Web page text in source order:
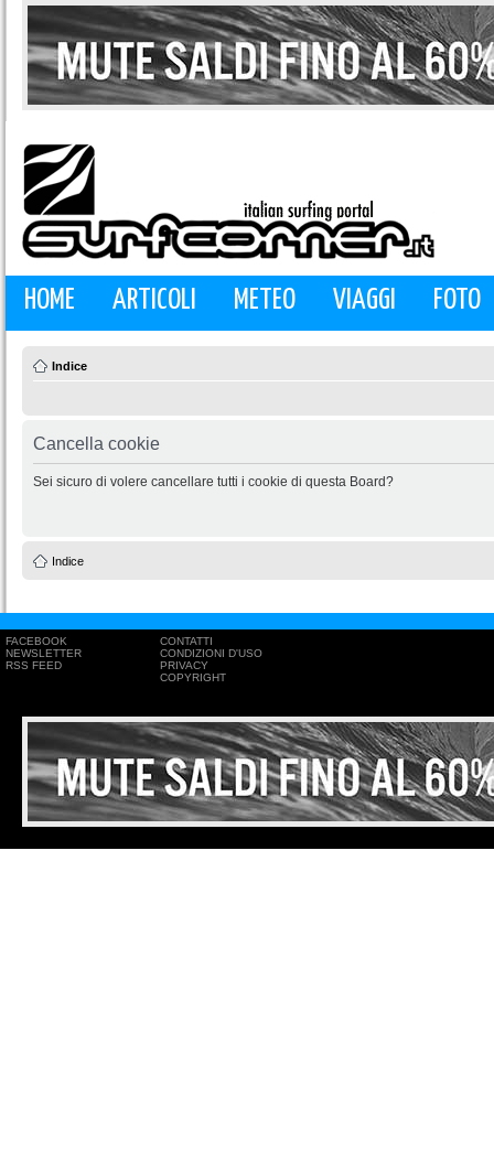
HOME ARTICOLI METEO VIAGGI FOTO
Indice
Cancella cookie
Sei sicuro di volere cancellare tutti i cookie di questa Board?
Indice
FACEBOOK
NEWSLETTER
RSS FEED
CONTATTI
CONDIZIONI D'USO
PRIVACY
COPYRIGHT